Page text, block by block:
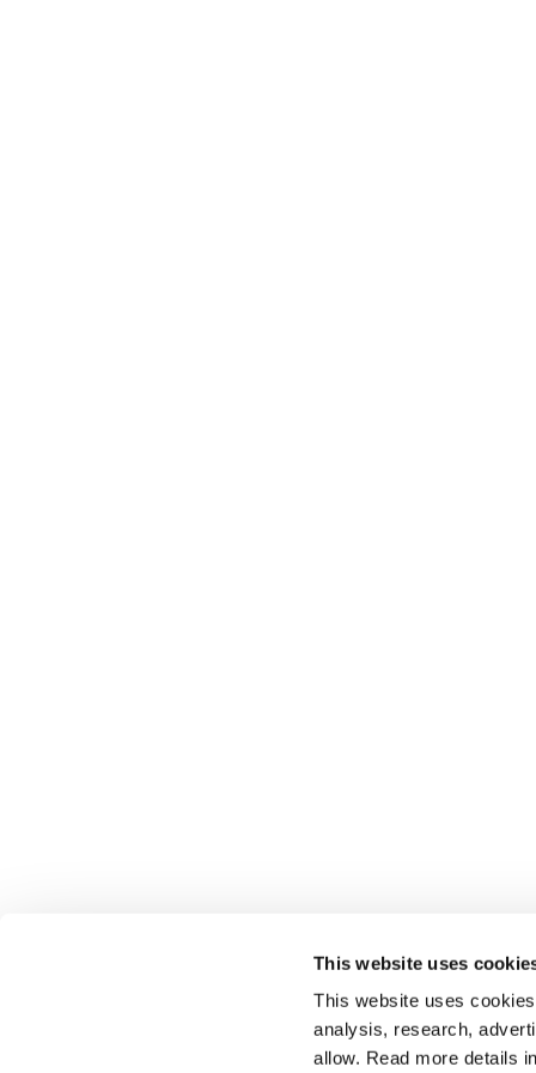
This website uses
This website uses
analysis, research,
allow. Read more details